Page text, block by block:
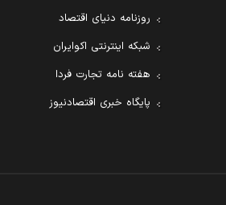
روزنامه دنیای اقتصاد
شبکه اینترنتی اکوایران
هفته نامه تجارت فردا
پایگاه خبری اقتصادنیوز